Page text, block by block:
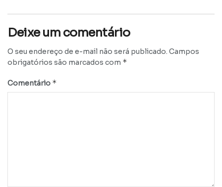
Deixe um comentário
O seu endereço de e-mail não será publicado. Campos
obrigatórios são marcados com *
Comentário *